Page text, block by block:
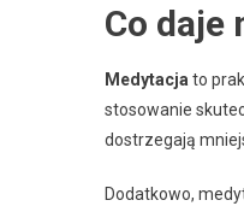
Co daje
Medytacja to
stosowanie
dostrzegają
Dodatkowo,